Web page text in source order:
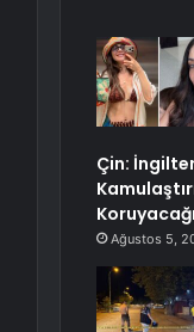
Çin:
Ağustos 5,